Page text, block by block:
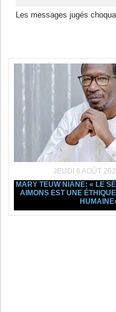
Les messages jugés
JEUDI 6 AOÛT
MARY TEUW NIANE: « LE
AIMONS EST UNE